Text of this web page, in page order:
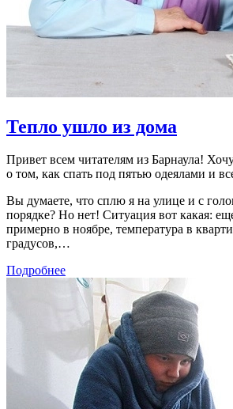
Тепло ушло из дома
Привет всем читателям из Барнаула!
о том, как спать под пятью одеялами и
Вы думаете, что сплю я на улице и с
порядке? Но нет! Ситуация вот какая:
примерно в ноябре, температура в
градусов,…
Подробнее